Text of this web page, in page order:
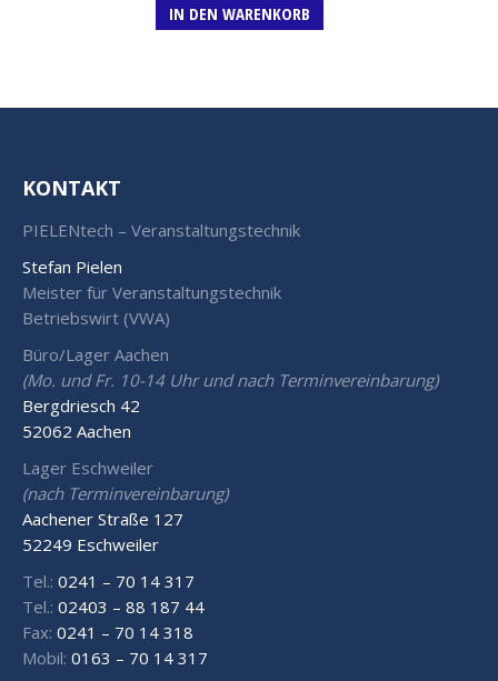
IN DEN WARENKORB
KONTAKT
PIELENtech – Veranstaltungstechnik
Stefan Pielen
Meister für Veranstaltungstechnik
Betriebswirt (VWA)
Büro/Lager Aachen
(Mo. und Fr. 10-14 Uhr und nach Terminvereinbarung)
Bergdriesch 42
52062 Aachen
Lager Eschweiler
(nach Terminvereinbarung)
Aachener Straße 127
52249 Eschweiler
Tel.: 0241 – 70 14 317
Tel.: 02403 – 88 187 44
Fax: 0241 – 70 14 318
Mobil: 0163 – 70 14 317